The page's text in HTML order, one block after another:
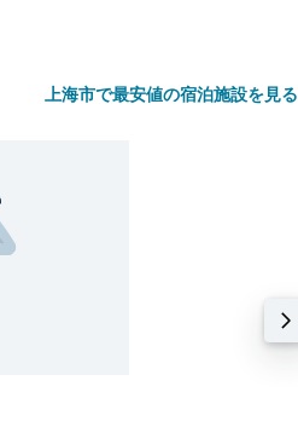
上海市で最安値の宿泊施設を見る